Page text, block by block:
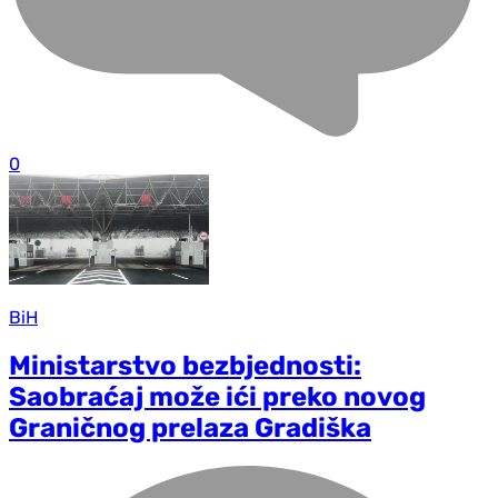
0
BiH
Ministarstvo bezbjednosti:
Saobraćaj može ići preko novog
Graničnog prelaza Gradiška